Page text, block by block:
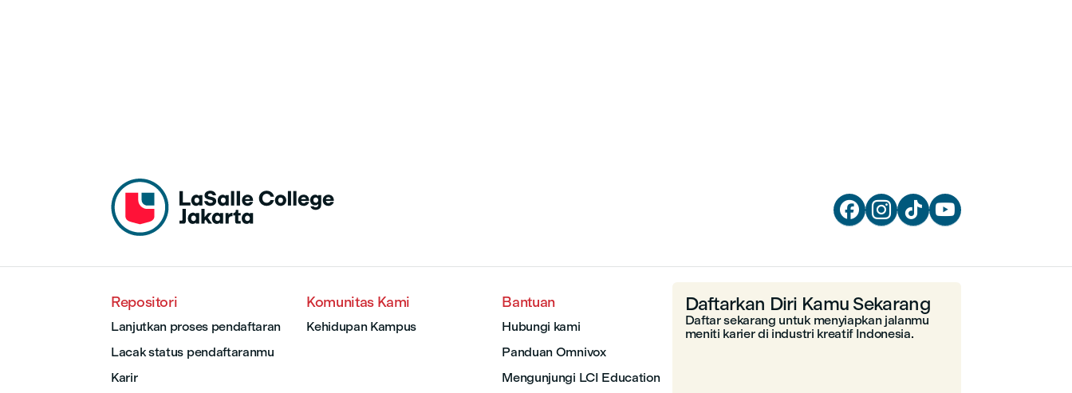
   
Repositori
Lanjutkan proses pendaftaran
Lacak status pendaftaranmu
Karir
Komunitas Kami
Kehidupan Kampus
Bantuan
Hubungi kami
Panduan Omnivox
Mengunjungi LCI Education
Daftarkan Diri Kamu Sekarang
Daftar sekarang untuk menyiapkan jalanmu
meniti karier di industri kreatif Indonesia.